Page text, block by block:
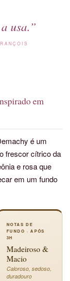
usa.”
em
é um
frescor cítrico da
e rosa que
em um fundo
NOTAS DE
FUNDO · APÓS
3H
Madeiroso &
Macio
Caloroso, sedoso,
duradouro